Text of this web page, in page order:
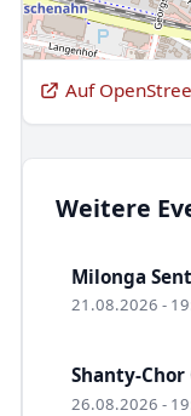
Auf
Weitere
Milonga
21.08.2026 -
Shanty-
26.08.2026 -